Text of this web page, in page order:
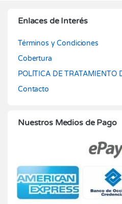
Enlaces de Interés
Términos y Condiciones
Cobertura
POLÍTICA DE TRATAMIENTO
Contacto
Nuestros Medios de Pago